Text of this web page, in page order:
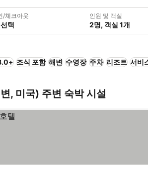
/체크아웃
택
인원 및 객실
2명, 객실 1개
조식 포함 해변 수영장 주차 리조트 서비
, 미국) 주변 숙박 시설